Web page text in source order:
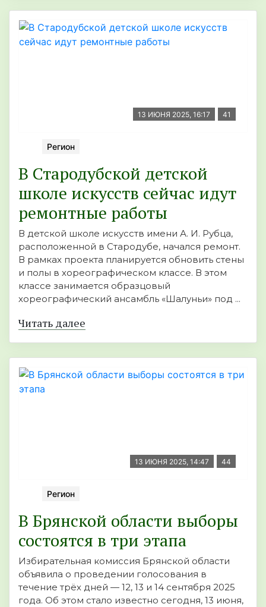
13 ИЮНЯ 2025, 16:17 41
Регион
В Стародубской детской
школе искусств сейчас идут
ремонтные работы
В детской школе искусств имени А. И. Рубца,
расположенной в Стародубе, начался ремонт.
В рамках проекта планируется обновить стены
и полы в хореографическом классе. В этом
классе занимается образцовый
хореографический ансамбль «Шалуньи» под ...
Читать далее
13 ИЮНЯ 2025, 14:47 44
Регион
В Брянской области выборы
состоятся в три этапа
Избирательная комиссия Брянской области
объявила о проведении голосования в
течение трёх дней — 12, 13 и 14 сентября 2025
года. Об этом стало известно сегодня, 13 июня,